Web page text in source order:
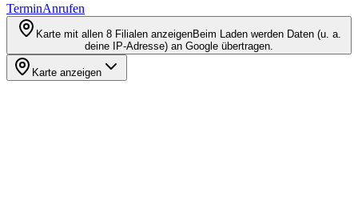
TerminAnrufen
Karte mit allen 8 Filialen anzeigenBeim Laden werden Daten (u. a.
deine IP-Adresse) an Google übertragen.
Karte anzeigen